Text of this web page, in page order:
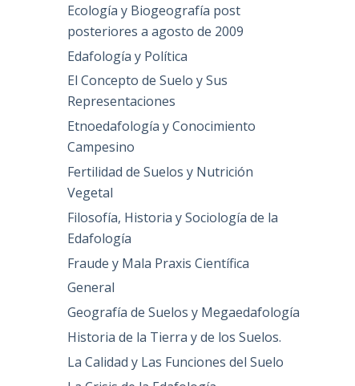
Ecología y Biogeografía post
posteriores a agosto de 2009
Edafología y Política
El Concepto de Suelo y Sus
Representaciones
Etnoedafología y Conocimiento
Campesino
Fertilidad de Suelos y Nutrición
Vegetal
Filosofía, Historia y Sociología de la
Edafología
Fraude y Mala Praxis Científica
General
Geografía de Suelos y Megaedafología
Historia de la Tierra y de los Suelos.
La Calidad y Las Funciones del Suelo